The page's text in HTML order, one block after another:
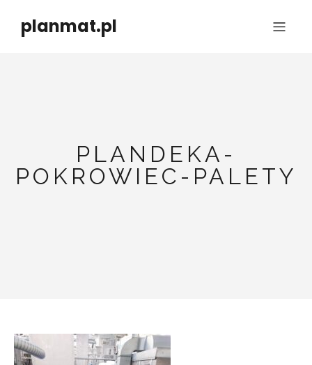
planmat.pl
PLANDEKA-
POKROWIEC-PALETY